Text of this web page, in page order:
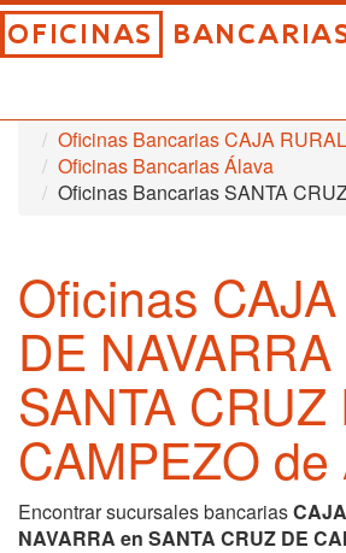
Inicio
Oficinas Bancarias
Oficinas Bancarias CAJA
Oficinas Bancarias Álava
Oficinas Bancarias SANTA
Oficinas
DE NAVARRA
SANTA CRUZ
CAMPEZO de
Encontrar sucursales bancarias
NAVARRA en SANTA CRUZ DE